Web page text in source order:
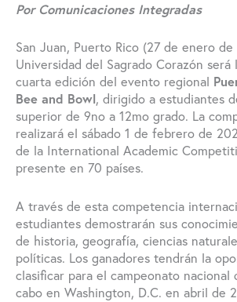
Por Comunicaciones Integradas
San Juan, Puerto Rico (27 de enero
Universidad del Sagrado Corazón será
cuarta edición del evento regional
Bee and Bowl, dirigido a estudiantes
superior de 9no a 12mo grado. La
realizará el sábado 1 de febrero de
de la International Academic
presente en 70 países.
A través de esta competencia
estudiantes demostrarán sus
de historia, geografía, ciencias
políticas. Los ganadores tendrán la
clasificar para el campeonato nacional
cabo en Washington, D.C. en abril de